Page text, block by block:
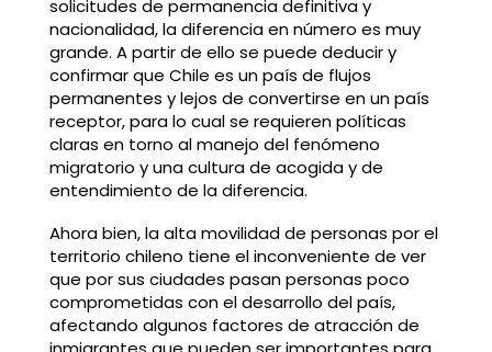
solicitudes de permanencia definitiva y
nacionalidad, la diferencia en número es muy
grande. A partir de ello se puede deducir y
confirmar que Chile es un país de flujos
permanentes y lejos de convertirse en un país
receptor, para lo cual se requieren políticas
claras en torno al manejo del fenómeno
migratorio y una cultura de acogida y de
entendimiento de la diferencia.
Ahora bien, la alta movilidad de personas por el
territorio chileno tiene el inconveniente de ver
que por sus ciudades pasan personas poco
comprometidas con el desarrollo del país,
afectando algunos factores de atracción de